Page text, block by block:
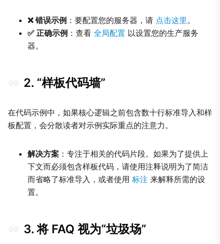
❌ 错误示例 ：要配置您的服务器，请 点击这里。
✅ 正确示例 ：查看 全局配置 以设置您的生产服务
器。
2. “样板代码墙”
在代码示例中，如果核心逻辑之前包含数十行标准导入和样
板配置，会分散读者对示例实际重点的注意力。
解决方案 ：专注于相关的代码片段。如果为了提供上
下文而必须包含样板代码，请使用注释说明为了简洁
而省略了标准导入，或者使用 标注 来解释所需的设
置。
3. 将 FAQ 视为“垃圾场”